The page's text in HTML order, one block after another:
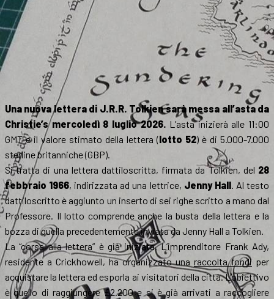
Una nuova lettera di J.R.R. Tolkien sarà messa all’asta da
Christie’s mercoledì 8 luglio 2026. L’asta inizierà alle 11:00
GMT e il valore stimato della lettera (lotto 52) è di 5.000-7.000
sterline britanniche (GBP).
Si tratta di una lettera dattiloscritta, firmata da Tolkien, del 28
febbraio 1966, indirizzata ad una lettrice, Jenny Hall. Al testo
dattiloscritto è aggiunto un inserto di sei righe scritto a mano dal
Professore. Il lotto comprende anche la busta della lettera e la
bozza di quella precedentemente inviata da Jenny Hall a Tolkien.
La “corsa alla lettera” è già iniziata. L’imprenditore Frank Ady,
residente a Crickhowell, ha organizzato una raccolta fondiper
acquistare la lettera ed esporla ai visitatori della città. L’obiettivo
è quello di raggiungere £2.200 e si è già arrivati a raccogliere